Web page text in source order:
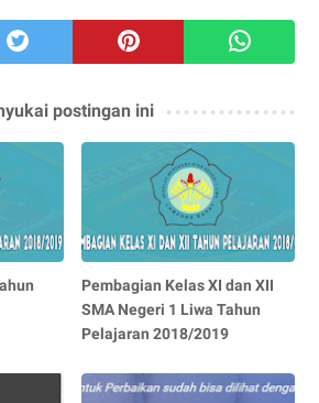
postingan ini
Pembagian Kelas XI dan XII
SMA Negeri 1 Liwa Tahun
Pelajaran 2018/2019